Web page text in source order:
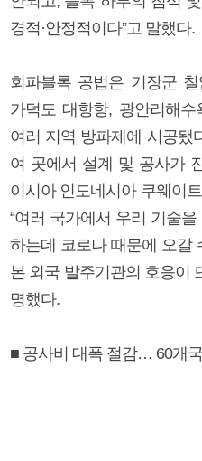
경적·안정적이다”고 말했다.
회파블록 공법은 기장군
가덕도 대항항, 광안리해
여러 지역 방파제에 시공됐
여 곳에서 설계 및 공사가
이시아 인도네시아 쿠웨이
“여러 국가에서 우리 기술
하는데 코로나 때문에 오갈
본 외국 발주기관의 호응이
명했다.
■ 공사비 대폭 절감… 60개